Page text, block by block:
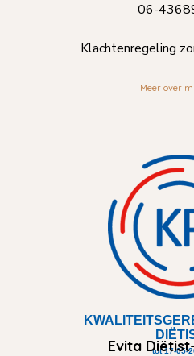
06-
Klachtenregeling
Meer over
Evita